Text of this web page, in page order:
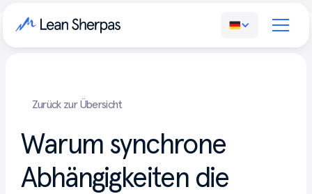
Zurück zur Übersicht
Warum synchrone
Abhängigkeiten die